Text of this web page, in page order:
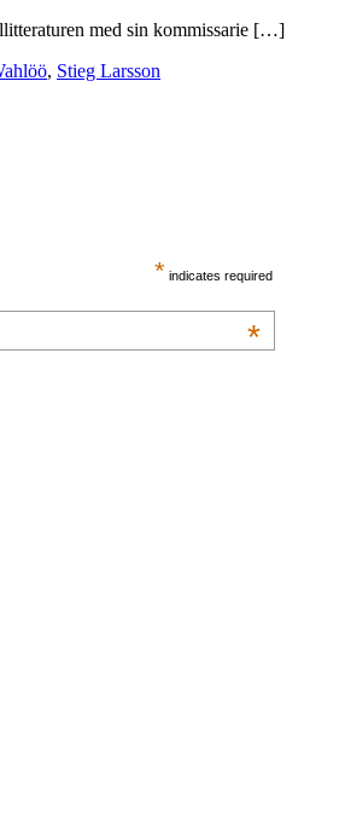
med sin kommissarie […]
, Stieg Larsson
* indicates required
*